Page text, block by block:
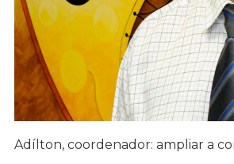
Adílton, coordenador: ampliar a